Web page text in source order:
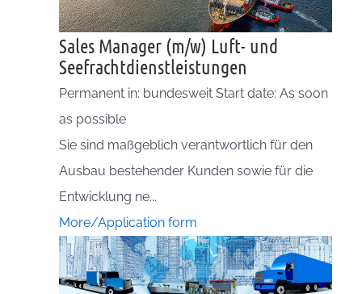
Sales Manager (m/w) Luft- und
Seefrachtdienstleistungen
Permanent in: bundesweit Start date: As soon
as possible
Sie sind maßgeblich verantwortlich für den
Ausbau bestehender Kunden sowie für die
Entwicklung ne...
More/Application form